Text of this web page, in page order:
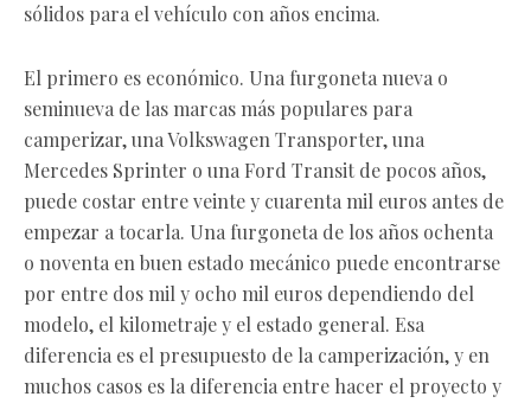
sólidos para el vehículo con años encima.
El primero es económico. Una furgoneta nueva o
seminueva de las marcas más populares para
camperizar, una Volkswagen Transporter, una
Mercedes Sprinter o una Ford Transit de pocos años,
puede costar entre veinte y cuarenta mil euros antes de
empezar a tocarla. Una furgoneta de los años ochenta
o noventa en buen estado mecánico puede encontrarse
por entre dos mil y ocho mil euros dependiendo del
modelo, el kilometraje y el estado general. Esa
diferencia es el presupuesto de la camperización, y en
muchos casos es la diferencia entre hacer el proyecto y